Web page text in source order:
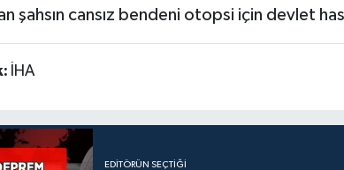
şahsın cansız bendeni otopsi için devlet
İHA
EDITÖRÜN SEÇTIĞI